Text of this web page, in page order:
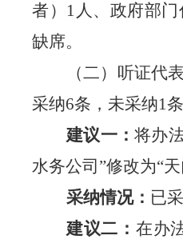
者）1人、政府部
缺席。
（二）听证代
采纳6条，未采纳1
建议一：将办
水务公司”修改为“
采纳情况： 已
建议二： 在办